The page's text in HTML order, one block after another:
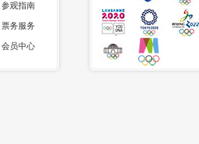
参观指南
票务服务
会员中心